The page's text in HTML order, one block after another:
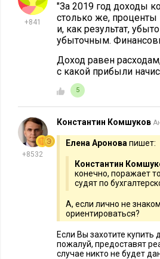
+841
"За 2019 год доходы
столько же, проценты
и, как результат,
убыточным.
Доход равен
с какой прибыли
5
+8532
Константин Комшуков
Елена Аронова пишет:
Константин
конечно, поражает
судят по
А, если лично не
ориентироваться?
Если Вы захотите
пожалуй, предоставят
случае никто не будет